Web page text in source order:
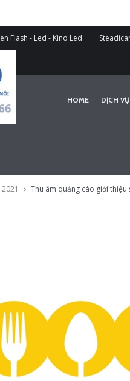
Flash - Led - Kino Led
HOME DỊCH VỤ
Thu âm quảng cáo giới thiệu